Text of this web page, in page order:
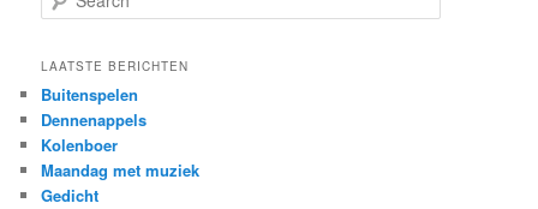
e
r
h
LAATSTE BERICHTEN
Buitenspelen
Dennenappels
Kolenboer
Maandag met muziek
Gedicht